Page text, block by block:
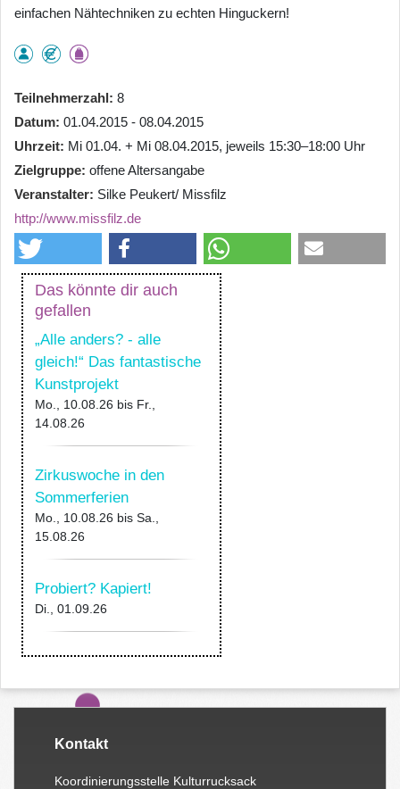
einfachen Nähtechniken zu echten Hinguckern!
Teilnehmerzahl 8
Datum 01.04.2015 - 08.04.2015
Uhrzeit Mi 01.04. + Mi 08.04.2015, jeweils 15:30–18:00 Uhr
Zielgruppe offene Altersangabe
Veranstalter Silke Peukert/ Missfilz
http://www.missfilz.de
Das könnte dir auch
gefallen
„Alle anders? - alle
gleich!“ Das fantastische
Kunstprojekt
Mo., 10.08.26 bis Fr.,
14.08.26
Zirkuswoche in den
Sommerferien
Mo., 10.08.26 bis Sa.,
15.08.26
Probiert? Kapiert!
Di., 01.09.26
Kontakt
Koordinierungsstelle Kulturrucksack